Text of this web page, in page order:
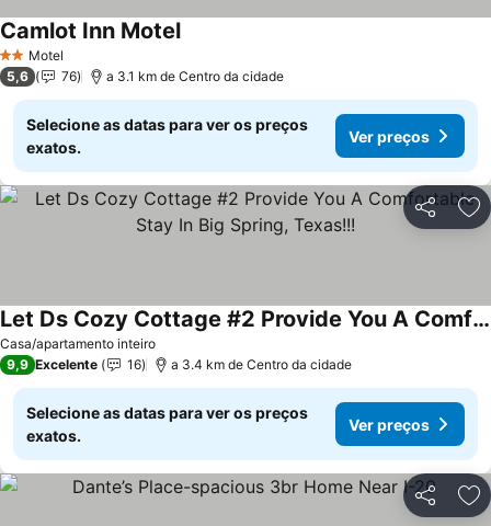
2 Estrelas
Motel
Camlot Inn MotelVer preços
5,6 76 a 3.1 km de Centro da cidade
Selecione as datas para ver os preços
exatos.
Ver preços
Partilhar
Casa/apartamento inteiro
Let Ds Cozy Cottage #2 Provide You A Comfortable Stay In Big Spring, Texas!!!
Ver preços
9,9 Excelente 16 a 3.4 km de Centro da cidade
Selecione as datas para ver os preços
exatos.
Ver preços
Partilhar